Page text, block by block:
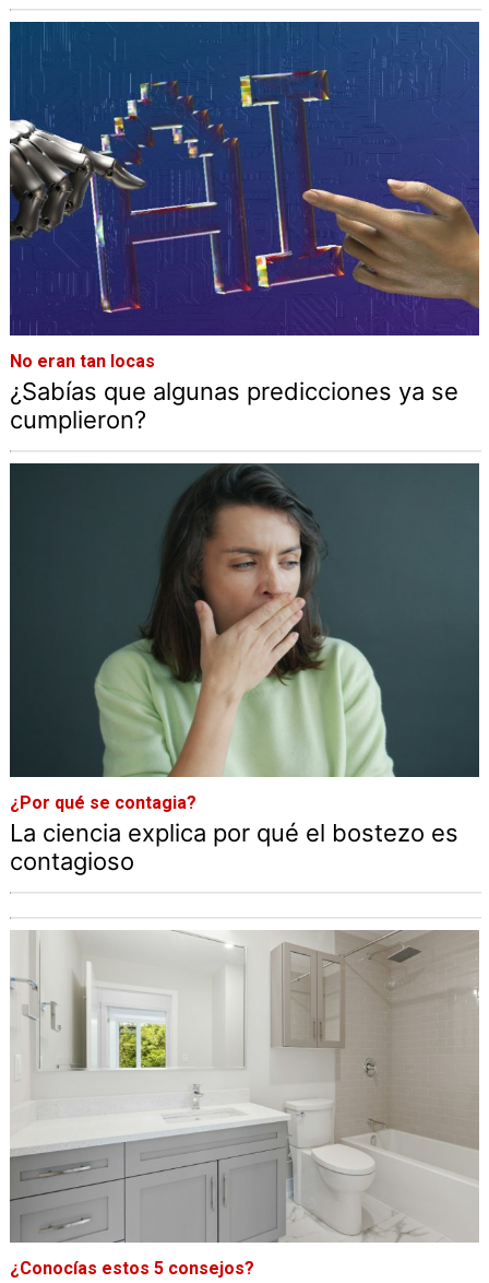
No eran tan locas
¿Sabías que algunas predicciones ya se
cumplieron?
¿Por qué se contagia?
La ciencia explica por qué el bostezo es
contagioso
¿Conocías estos 5 consejos?